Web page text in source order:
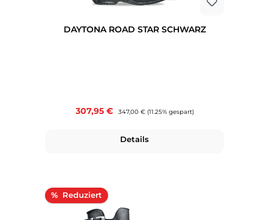
DAYTONA ROAD STAR SCHWARZ
Verkaufspreis:
307,95 € Regulärer Preis:
347,00 € (11.25% gespart)
Details
% Rabatt